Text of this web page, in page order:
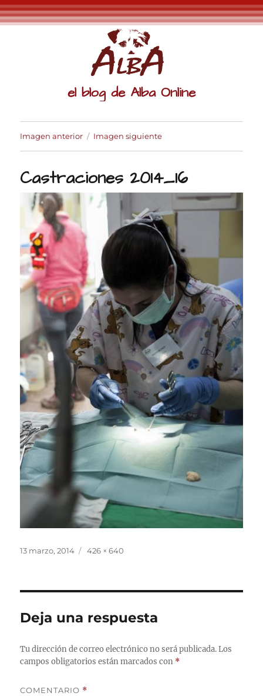
el blog de Alba Online
Imagen anterior Imagen siguiente
Castraciones 2014_16
Publicado
13 marzo, 2014
Tamaño
426 × 640
Deja una respuesta
Tu dirección de correo electrónico no será publicada. Los
campos obligatorios están marcados con *
COMENTARIO *